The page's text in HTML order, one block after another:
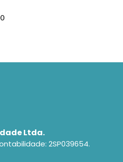
Ltda.
2SP039654.